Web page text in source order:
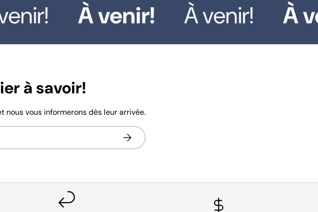
À venir! À venir! À
à savoir!
nous vous informerons dès leur arrivée.
S’inscrire